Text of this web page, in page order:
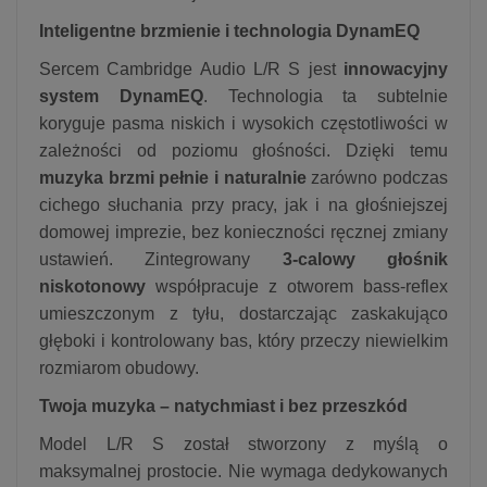
Inteligentne brzmienie i technologia DynamEQ
Sercem Cambridge Audio L/R S jestinnowacyjny
system DynamEQ.
Technologia ta subtelnie
koryguje pasma niskich i wysokich częstotliwości w
zależności od poziomu głośności. Dzięki temu
muzyka brzmi pełnie i naturalniezarówno podczas
cichego słuchania przy pracy, jak i na głośniejszej
domowej imprezie, bez konieczności ręcznej zmiany
ustawień. Zintegrowany 3-calowy głośnik
niskotonowy współpracuje z otworem bass-reflex
umieszczonym z tyłu, dostarczając zaskakująco
głęboki i kontrolowany bas, który przeczy niewielkim
rozmiarom obudowy.
Twoja muzyka – natychmiast i bez przeszkód
Model L/R S został stworzony z myślą o
maksymalnej prostocie. Nie wymaga dedykowanych